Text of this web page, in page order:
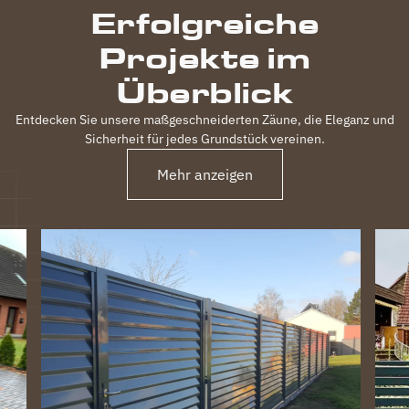
Erfolgreiche
Projekte im
Überblick
Entdecken Sie unsere maßgeschneiderten Zäune, die Eleganz und
Sicherheit für jedes Grundstück vereinen.
Mehr anzeigen